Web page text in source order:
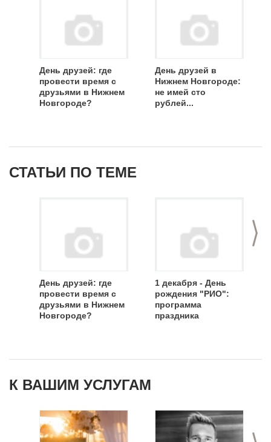
День друзей: где
провести время с
друзьями в Нижнем
Новгороде?
День друзей в
Нижнем Новгороде:
не имей сто
рублей...
СТАТЬИ ПО ТЕМЕ
>
День друзей: где
провести время с
друзьями в Нижнем
Новгороде?
1 декабря - День
рождения "РИО":
программа
праздника
К ВАШИМ УСЛУГАМ
>